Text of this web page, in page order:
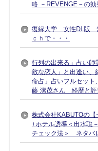
略 －REVENGE－の効
復縁大学 女性DL版
ｃｈで・・・
行列の出来る」占い師
敵な恋人」と出逢い、
命占」占いフルセット
藤 潔茂さん 経歴と評
株式会社KABUTOの
+ホテル誘導＜出水聡
チェック法＞ ネタバ